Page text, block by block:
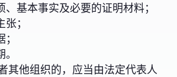
、基本事实及必要的证明材料；
；
其他组织的，应当由法定代表人